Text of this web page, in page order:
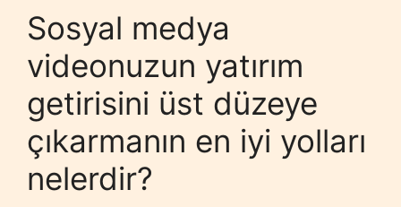
Sosyal medya
videonuzun yatırım
getirisini üst düzeye
çıkarmanın en iyi yolları
nelerdir?